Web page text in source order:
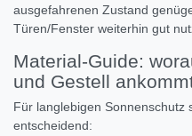
ausgefahrenen Zustand
Türen/Fenster weiterhin gut
Material-Guide:
und Gestell
Für langlebigen Sonnenschutz
entscheidend: